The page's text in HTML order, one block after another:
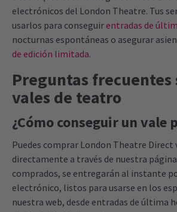
electrónicos del London Theatre. Tus
usarlos para conseguir entradas de
nocturnas espontáneas o asegurar
de edición limitada.
Preguntas frecuentes
vales de teatro
¿Cómo conseguir un vale
Puedes comprar London Theatre
directamente a través de nuestra página
comprados, se entregarán al instante
electrónico, listos para usarse en los
nuestra web, desde entradas de última